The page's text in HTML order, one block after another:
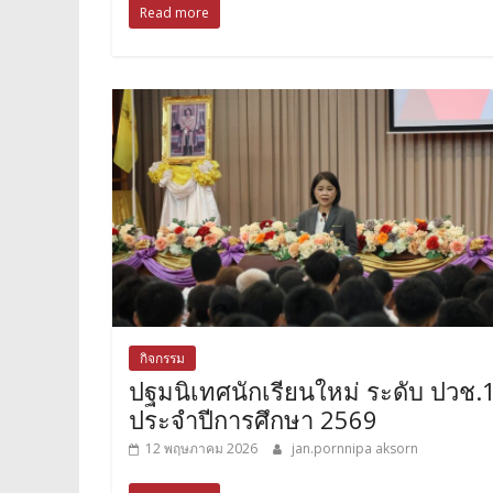
Read more
กิจกรรม
ปฐมนิเทศนักเรียนใหม่ ระดับ ปวช
ประจำปีการศึกษา 2569
12 พฤษภาคม 2026 jan.pornnipa aksorn